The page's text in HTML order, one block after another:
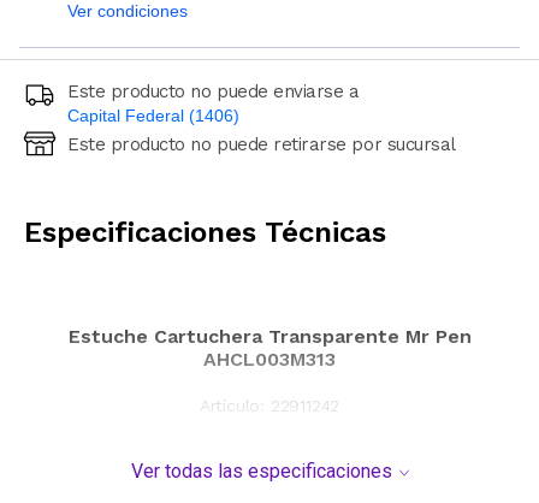
Ver condiciones
Este producto no puede enviarse a
Capital Federal (1406)
Ingresá código postal (sólo números)
Este producto no puede retirarse por sucursal
Especificaciones Técnicas
Estuche Cartuchera Transparente Mr Pen
AHCL003M313
Artículo: 22911242
Ver todas las especificaciones